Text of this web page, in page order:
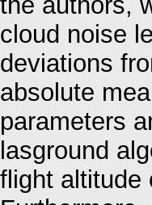
cloud noise
deviations
absolute
parameters
lasground
flight altitude